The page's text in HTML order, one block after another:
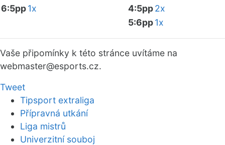
6:5pp1x
4:5pp2x
5:6pp1x
Vaše připomínky k této stránce uvítáme na
webmaster@esports.cz.
Tweet
Tipsport extraliga
Přípravná utkání
Liga mistrů
Univerzitní souboj